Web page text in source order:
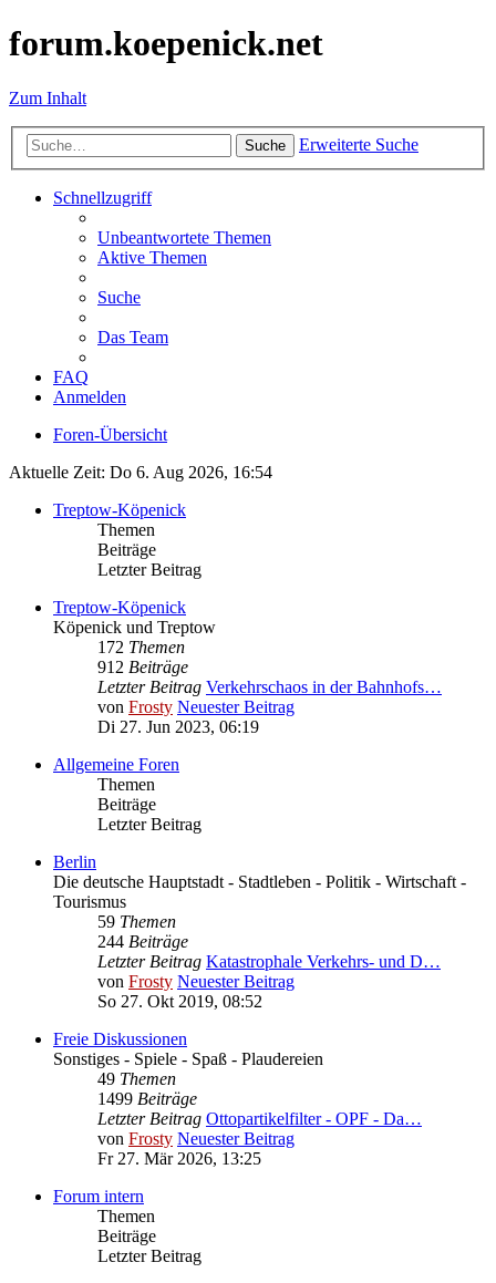
forum.koepenick.net
Zum Inhalt
Suche Erweiterte Suche
Schnellzugriff
Unbeantwortete Themen
Aktive Themen
Suche
Das Team
FAQ
Anmelden
Foren-Übersicht
Aktuelle Zeit: Do 6. Aug 2026, 16:54
Treptow-Köpenick
Themen
Beiträge
Letzter Beitrag
Treptow-Köpenick
Köpenick und Treptow
172 Themen
912 Beiträge
Letzter Beitrag Verkehrschaos in der Bahnhofs…
von Frosty Neuester Beitrag
Di 27. Jun 2023, 06:19
Allgemeine Foren
Themen
Beiträge
Letzter Beitrag
Berlin
Die deutsche Hauptstadt - Stadtleben - Politik - Wirtschaft -
Tourismus
59 Themen
244 Beiträge
Letzter Beitrag Katastrophale Verkehrs- und D…
von Frosty Neuester Beitrag
So 27. Okt 2019, 08:52
Freie Diskussionen
Sonstiges - Spiele - Spaß - Plaudereien
49 Themen
1499 Beiträge
Letzter Beitrag Ottopartikelfilter - OPF - Da…
von Frosty Neuester Beitrag
Fr 27. Mär 2026, 13:25
Forum intern
Themen
Beiträge
Letzter Beitrag